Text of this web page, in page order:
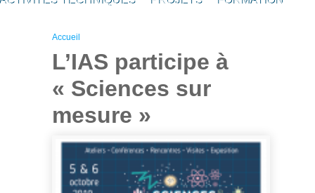
Vous êtes ici
Accueil
L’IAS participe à
« Sciences sur
mesure »